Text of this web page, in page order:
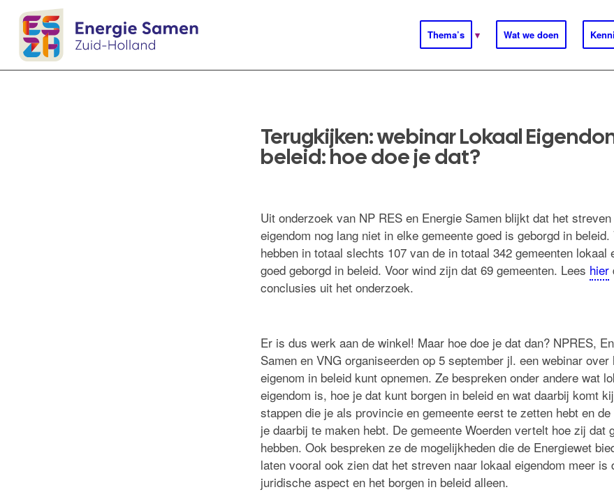
Thema’s Wat we doen
Terugkijken: webinar Lokaal
beleid: hoe doe je dat?
Uit onderzoek van NP RES en Energie Samen blijkt dat het
eigendom nog lang niet in elke gemeente goed is geborgd in beleid.
hebben in totaal slechts 107 van de in totaal 342 gemeenten lokaal
goed geborgd in beleid. Voor wind zijn dat 69 gemeenten. Lees hier
conclusies uit het onderzoek.
Er is dus werk aan de winkel! Maar hoe doe je dat dan? NPRES,
Samen en VNG organiseerden op 5 september jl. een webinar over
eigenom in beleid kunt opnemen. Ze bespreken onder andere wat
eigendom is, hoe je dat kunt borgen in beleid en wat daarbij komt
stappen die je als provincie en gemeente eerst te zetten hebt en
je daarbij te maken hebt. De gemeente Woerden vertelt hoe zij dat
hebben. Ook bespreken ze de mogelijkheden die de Energiewet
laten vooral ook zien dat het streven naar lokaal eigendom meer is
juridische aspect en het borgen in beleid alleen.